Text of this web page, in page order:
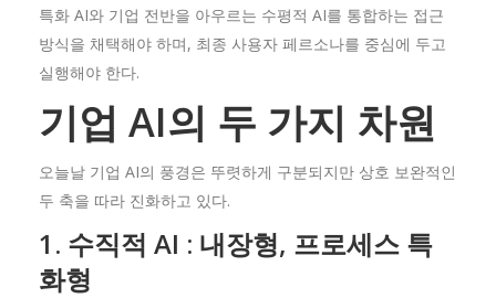
특화 AI와 기업 전반을 아우르는 수평적 AI를 통합하는 접근
방식을 채택해야 하며, 최종 사용자 페르소나를 중심에 두고
실행해야 한다.
기업 AI의 두 가지 차원
오늘날 기업 AI의 풍경은 뚜렷하게 구분되지만 상호 보완적인
두 축을 따라 진화하고 있다.
1. 수직적 AI : 내장형, 프로세스 특
화형